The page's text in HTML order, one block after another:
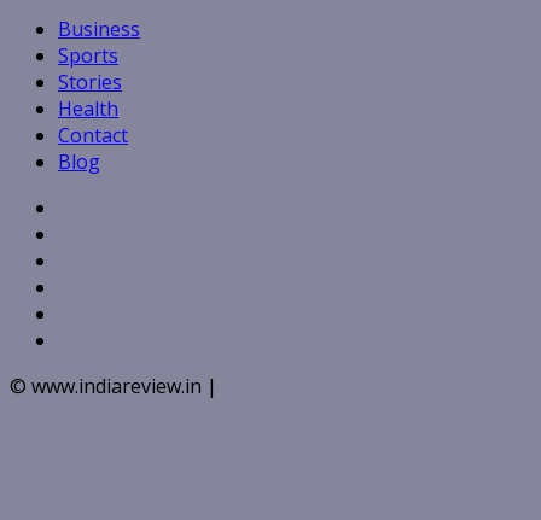
Business
Sports
Stories
Health
Contact
Blog
© www.indiareview.in |